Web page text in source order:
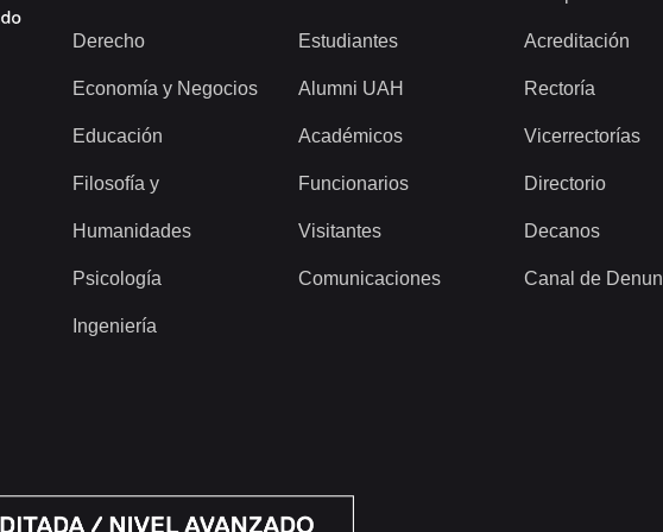
Derecho
Economía y Negocios
Educación
Filosofía y
Humanidades
Psicología
Ingeniería
Estudiantes
Alumni UAH
Académicos
Funcionarios
Visitantes
Comunicaciones
Acreditación
Rectoría
Vicerrectorías
Directorio
Decanos
Canal de